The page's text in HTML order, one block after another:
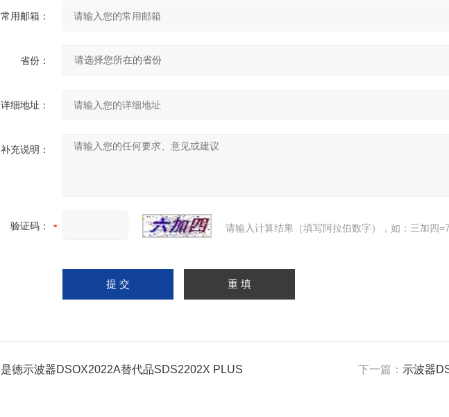
常用邮箱：
省份：
详细地址：
补充说明：
验证码： 请输入计算结果（填写阿拉伯数字），如：三加四=7
是德示波器DSOX2022A替代品SDS2202X PLUS 下一篇： 示波器